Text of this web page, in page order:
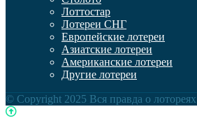
Лоттостар
Лотереи СНГ
Европейские лотереи
Азиатские лотереи
Американские лотереи
Другие лотереи
© Copyright 2025 Вся правда о